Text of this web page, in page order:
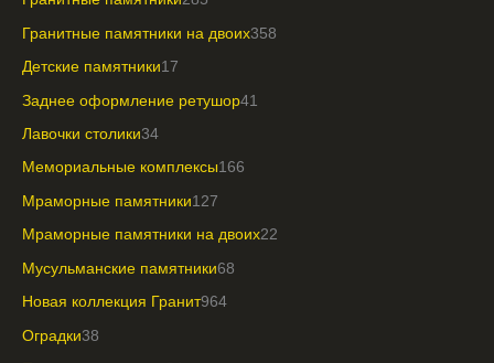
Гранитные памятники на двоих358
Детские памятники17
Заднее оформление ретушор41
Лавочки столики34
Мемориальные комплексы166
Мраморные памятники127
Мраморные памятники на двоих22
Мусульманские памятники68
Новая коллекция Гранит964
Оградки38